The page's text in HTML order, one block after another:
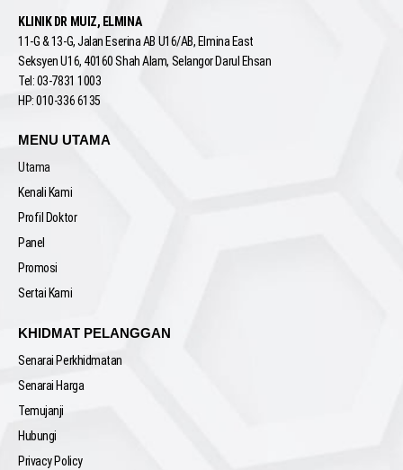
KLINIK DR MUIZ, ELMINA
11-G & 13-G, Jalan Eserina AB U16/AB, Elmina East
Seksyen U16, 40160 Shah Alam, Selangor Darul Ehsan
Tel: 03-7831 1003
HP: 010-336 6135
MENU UTAMA
Utama
Kenali Kami
Profil Doktor
Panel
Promosi
Sertai Kami
KHIDMAT PELANGGAN
Senarai Perkhidmatan
Senarai Harga
Temujanji
Hubungi
Privacy Policy